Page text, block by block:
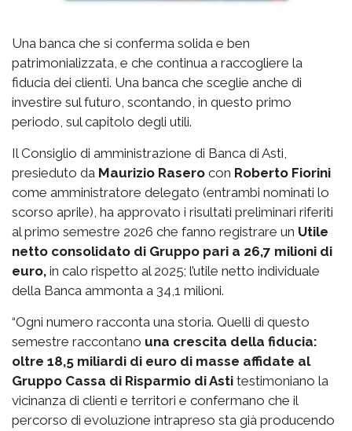
Una banca che si conferma solida e ben
patrimonializzata, e che continua a raccogliere la
fiducia dei clienti. Una banca che sceglie anche di
investire sul futuro, scontando, in questo primo
periodo, sul capitolo degli utili.
Il Consiglio di amministrazione di Banca di Asti,
presieduto da Maurizio Rasero con Roberto Fiorini
come amministratore delegato (entrambi nominati lo
scorso aprile), ha approvato i risultati preliminari riferiti
al primo semestre 2026 che fanno registrare un Utile
netto consolidato di Gruppo pari a 26,7 milioni di
euro, in calo rispetto al 2025; l’utile netto individuale
della Banca ammonta a 34,1 milioni.
“Ogni numero racconta una storia. Quelli di questo
semestre raccontano una crescita della fiducia:
oltre 18,5 miliardi di euro di masse affidate al
Gruppo Cassa di Risparmio di Asti testimoniano la
vicinanza di clienti e territori e confermano che il
percorso di evoluzione intrapreso sta già producendo